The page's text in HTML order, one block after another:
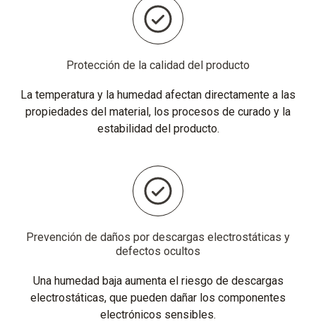
Protección de la calidad del producto
La temperatura y la humedad afectan directamente a las
propiedades del material, los procesos de curado y la
estabilidad del producto.
Prevención de daños por descargas electrostáticas y
defectos ocultos
Una humedad baja aumenta el riesgo de descargas
electrostáticas, que pueden dañar los componentes
electrónicos sensibles.